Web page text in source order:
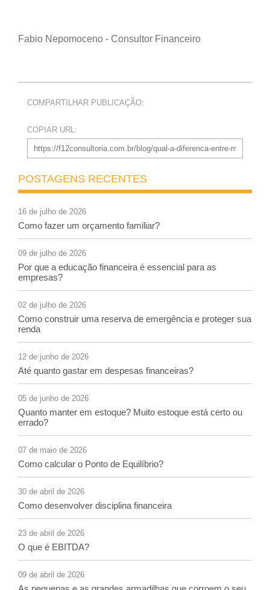
Fabio Nepomoceno - Consultor Financeiro
COMPARTILHAR PUBLICAÇÃO:
COPIAR URL:
POSTAGENS RECENTES
16 de julho de 2026
Como fazer um orçamento familiar?
09 de julho de 2026
Por que a educação financeira é essencial para as
empresas?
02 de julho de 2026
Como construir uma reserva de emergência e proteger sua
renda
12 de junho de 2026
Até quanto gastar em despesas financeiras?
05 de junho de 2026
Quanto manter em estoque? Muito estoque está certo ou
errado?
07 de maio de 2026
Como calcular o Ponto de Equilíbrio?
30 de abril de 2026
Como desenvolver disciplina financeira
23 de abril de 2026
O que é EBITDA?
09 de abril de 2026